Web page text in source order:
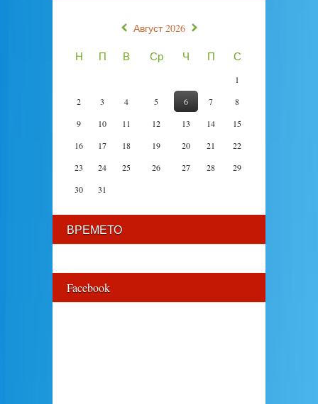
« Август 2026 »
Н П В Ср Ч П С
1
2
3 4 5 6 7
8
9
10 11 12 13 14
15
16
17 18 19 20 21
22
23
24 25 26 27 28
29
30
31
ВРЕМЕТО
Facebook